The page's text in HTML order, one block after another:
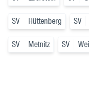
SV Hüttenberg SV
SV Metnitz SV